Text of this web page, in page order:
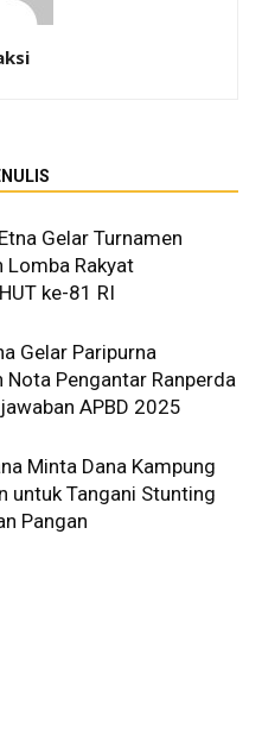
Gelar Turnamen
Lomba Rakyat
ke-81 RI
Gelar Paripurna
Nota Pengantar Ranperda
APBD 2025
Minta Dana Kampung
untuk Tangani Stunting
Pangan